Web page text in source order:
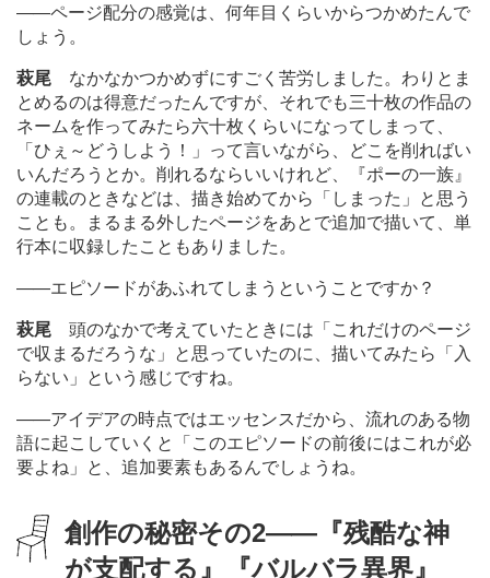
――ページ配分の感覚は、何年目くらいからつかめたんで
しょう。
萩尾 なかなかつかめずにすごく苦労しました。わりとま
とめるのは得意だったんですが、それでも三十枚の作品の
ネームを作ってみたら六十枚くらいになってしまって、
「ひぇ～どうしよう！」って言いながら、どこを削ればい
いんだろうとか。削れるならいいけれど、『ポーの一族』
の連載のときなどは、描き始めてから「しまった」と思う
ことも。まるまる外したページをあとで追加で描いて、単
行本に収録したこともありました。
――エピソードがあふれてしまうということですか？
萩尾 頭のなかで考えていたときには「これだけのページ
で収まるだろうな」と思っていたのに、描いてみたら「入
らない」という感じですね。
――アイデアの時点ではエッセンスだから、流れのある物
語に起こしていくと「このエピソードの前後にはこれが必
要よね」と、追加要素もあるんでしょうね。
創作の秘密その2――『残酷な神
が支配する』『バルバラ異界』